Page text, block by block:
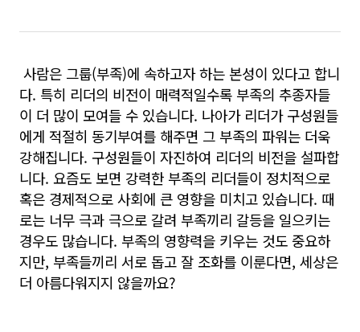
사람은 그룹(부족)에 속하고자 하는 본성이 있다고 합니
다. 특히 리더의 비전이 매력적일수록 부족의 추종자들
이 더 많이 모여들 수 있습니다. 나아가 리더가 구성원들
에게 적절히 동기부여를 해주면 그 부족의 파워는 더욱
강해집니다. 구성원들이 자진하여 리더의 비전을 설파합
니다. 요즘도 보면 강력한 부족의 리더들이 정치적으로
혹은 경제적으로 사회에 큰 영향을 미치고 있습니다. 때
로는 너무 극과 극으로 갈려 부족끼리 갈등을 일으키는
경우도 많습니다. 부족의 영향력을 키우는 것도 중요하
지만, 부족들끼리 서로 돕고 잘 조화를 이룬다면, 세상은
더 아름다워지지 않을까요?